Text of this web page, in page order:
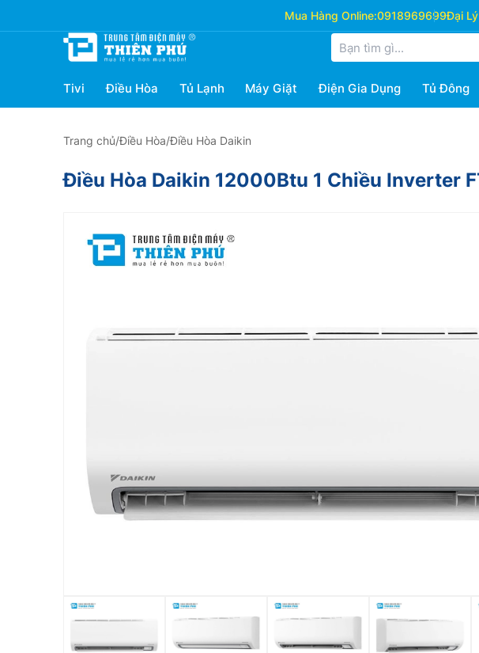
Mua Hàng Online:0918969699Đại
Tivi Điều Hòa Tủ Lạnh Máy Giặt Điện Gia Dụng Tủ Đông
Trang chủ/Điều Hòa/Điều Hòa Daikin
Điều Hòa Daikin 12000Btu 1 Chiều Inverter